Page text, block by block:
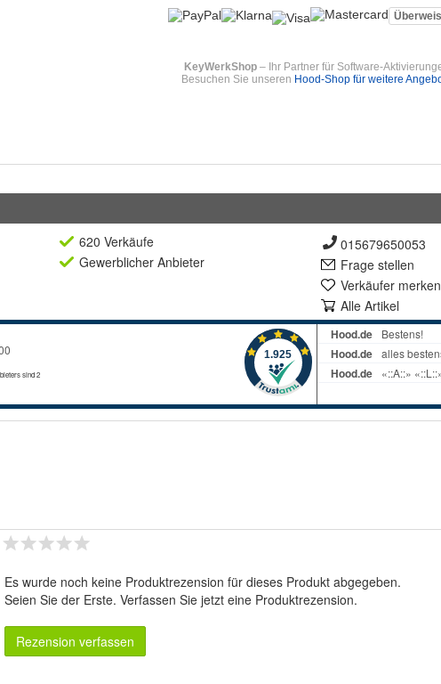
620 Verkäufe
Gewerblicher Anbieter
015679650053
Frage stellen
Verkäufer merken
Alle Artikel
Es wurde noch keine Produktrezension für dieses Produkt abgegeben.
Seien Sie der Erste. Verfassen Sie jetzt eine Produktrezension.
Rezension verfassen